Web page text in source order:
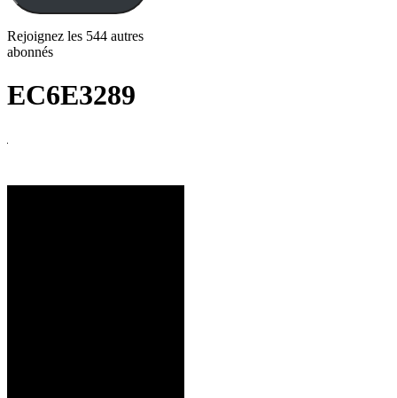
Rejoignez les 544 autres
abonnés
EC6E3289